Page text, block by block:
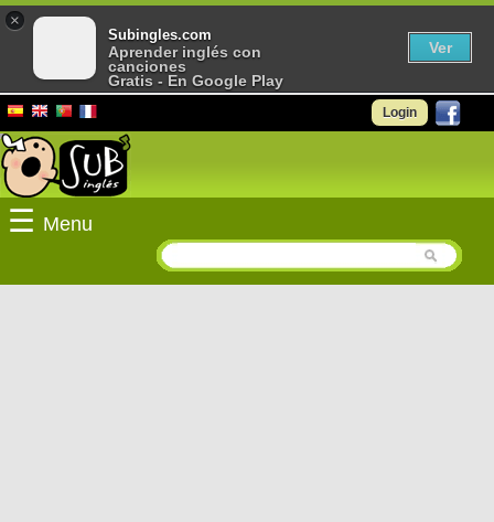
Login
☰ Menu
×
Subingles.com
Aprender inglés con
canciones
Gratis - En Google Play
Ver